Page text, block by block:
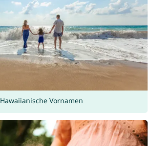
Hawaiianische Vornamen